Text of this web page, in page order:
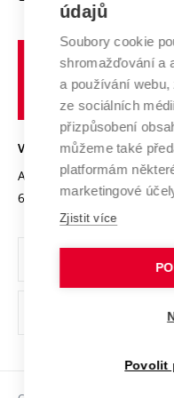
E-přihláška
Systém zajišťování kvality
Výzkumné infrastruktury
Transfer znalostí
Open Science
Projekty
Projekty ze strukturálních
Specifický výzkum
Zahraniční spolupráce
Spolupráce se školami
Služby univerzity
Mezinárodní dohody
Univerzitní sítě
Profil univerzity
Udržitelná univerzita
Podnikavá univerzita /
Bezpečná univerzita
Vyznamenání
Organizační struktura
Ochrana osobních údajů
odkaz)
VYSOKÉ UČENÍ
Antonínská 548/1
602 00 Brno
údajů
Soubory cookie
shromažďování a
a používání
ze sociálních
přizpůsobení
můžeme také
platformám
marketingové
Zjistit více
Povolit